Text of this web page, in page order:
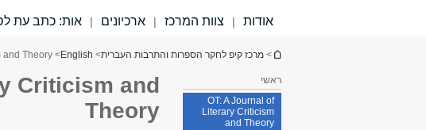
אודות | צוות המרכז | ארכיונים | אות: כתב עת
הינך נמצא כאן
> מרכז קיפ לחקר הספרות והתרבות העברית>
English
> OT: A Journal of Literary Criticism and Theory
ראשי
OT: A Journal of
Literary Criticism
and Theory
Criticism and
Theory